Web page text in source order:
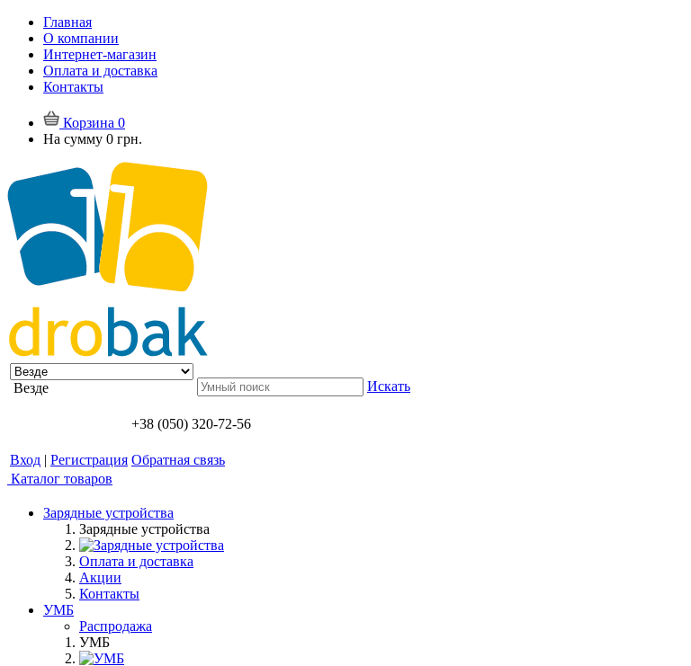
Главная
О компании
Интернет-магазин
Оплата и доставка
Контакты
Корзина 0
На сумму 0 грн.
Везде Искать
+38 (050) 320-72-56
Вход | Регистрация Обратная связь
Каталог товаров
Зарядные устройства
Зарядные устройства
Оплата и доставка
Акции
Контакты
УМБ
Распродажа
УМБ